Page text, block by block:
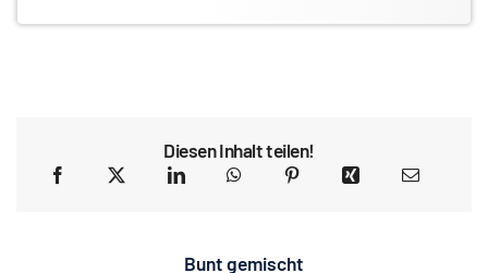
Diesen Inhalt teilen!
Bunt gemischt